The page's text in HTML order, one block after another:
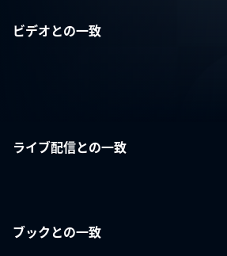
ビデオとの一致
ライブ配信との一致
ブックとの一致